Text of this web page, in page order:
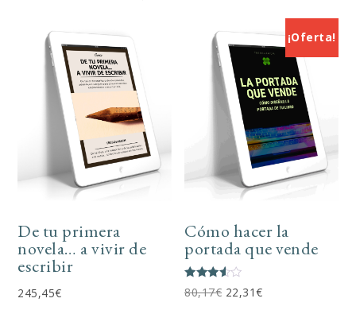
De tu primera
novela… a vivir de
escribir
245,45€
¡Oferta!
Cómo hacer la
portada que vende
Valorado
con
80,17€ El
22,31€El